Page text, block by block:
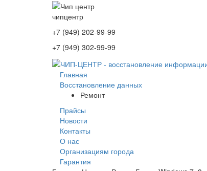
чипцентр
+7 (949) 202-99-99
+7 (949) 302-99-99
Главная
Восстановление данных
Ремонт
Прайсы
Новости
Контакты
О нас
Организациям города
Гарантия